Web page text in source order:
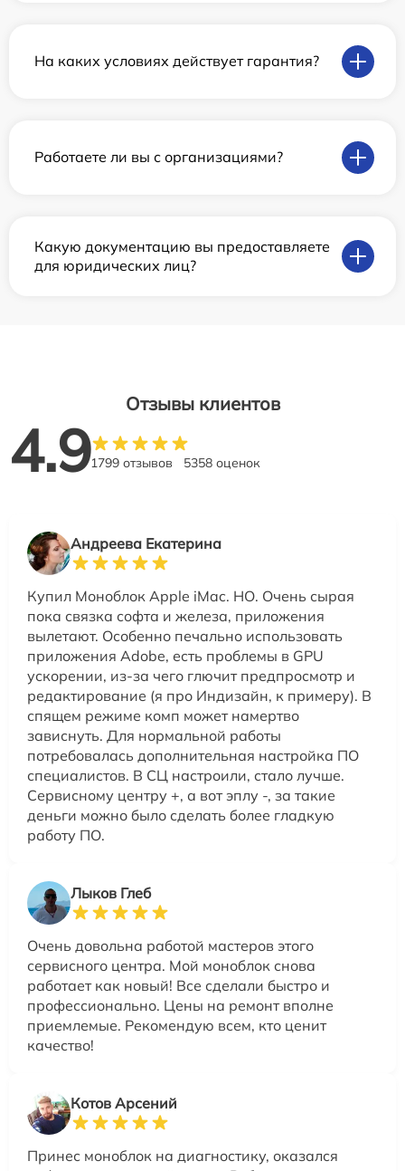
На каких условиях действует гарантия?
Работаете ли вы с организациями?
Какую документацию вы предоставляете
для юридических лиц?
Отзывы клиентов
4.91799 отзывов 5358 оценок
Андреева Екатерина
Купил Моноблок Apple iMac. НО. Очень сырая
пока связка софта и железа, приложения
вылетают. Особенно печально использовать
приложения Adobe, есть проблемы в GPU
ускорении, из-за чего глючит предпросмотр и
редактирование (я про Индизайн, к примеру). В
спящем режиме комп может намертво
зависнуть. Для нормальной работы
потребовалась дополнительная настройка ПО
специалистов. В СЦ настроили, стало лучше.
Сервисному центру +, а вот эплу -, за такие
деньги можно было сделать более гладкую
работу ПО.
Лыков Глеб
Очень довольна работой мастеров этого
сервисного центра. Мой моноблок снова
работает как новый! Все сделали быстро и
профессионально. Цены на ремонт вполне
приемлемые. Рекомендую всем, кто ценит
качество!
Котов Арсений
Принес моноблок на диагностику, оказался